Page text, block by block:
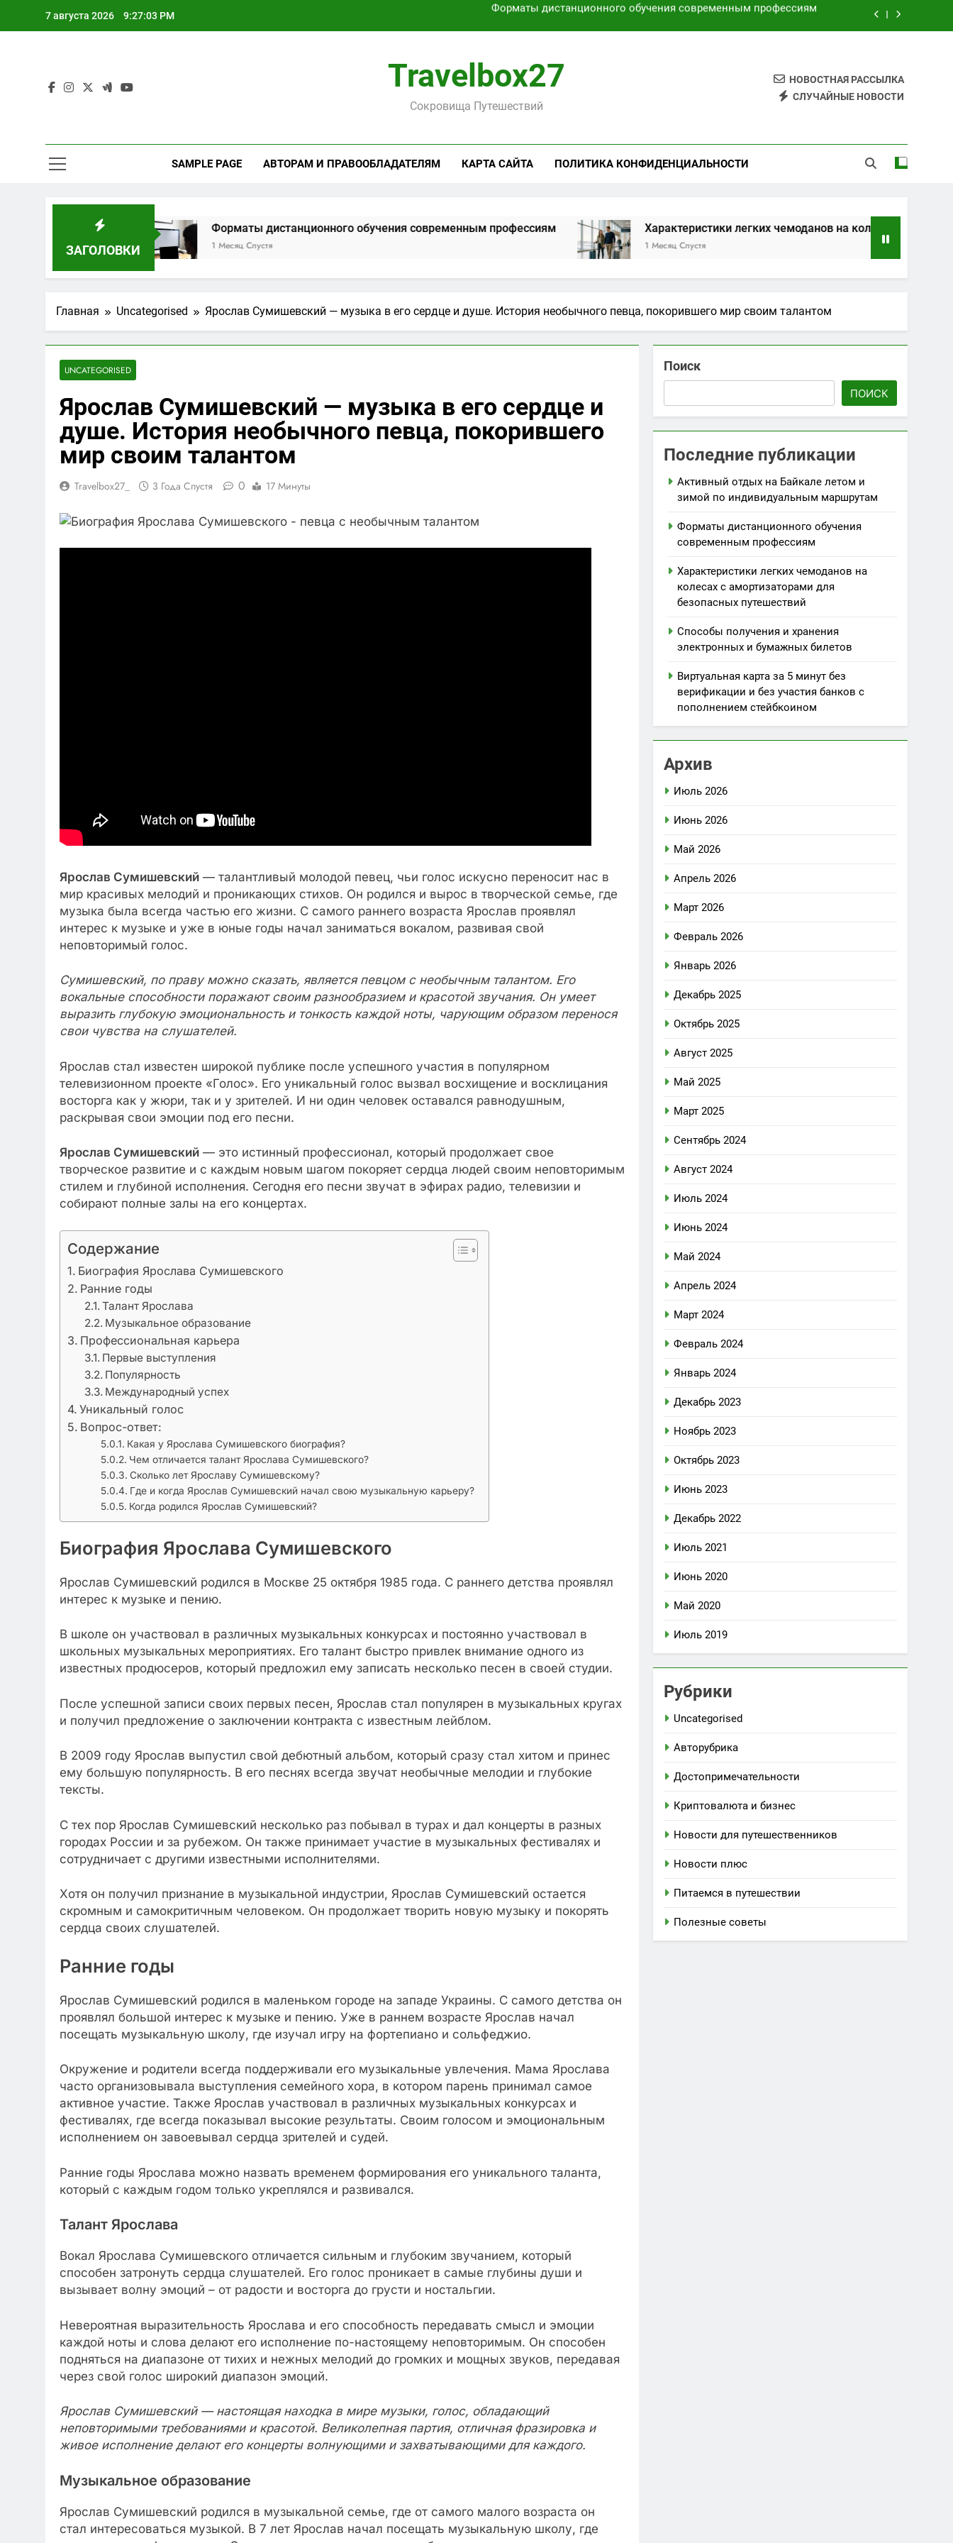
7 августа 2026 9:27:04 PM Характеристики легких чемоданов на колесах с амортизаторами для безопасных путешествий
Активный отдых на Байкале летом и зимой по индивидуальным маршрутам
Форматы дистанционного обучения современным профессиям
Способы получения и хранения электронных и бумажных билетов
Travelbox27
Сокровища Путешествий
НОВОСТНАЯ РАССЫЛКА
СЛУЧАЙНЫЕ НОВОСТИ
SAMPLE PAGE АВТОРАМ И ПРАВООБЛАДАТЕЛЯМ КАРТА САЙТА ПОЛИТИКА КОНФИДЕНЦИАЛЬНОСТИ
ЗАГОЛОВКИ
Форматы дистанционного обучения современным профессиям
1 Месяц Спустя
Характеристики легких чемоданов на колесах с амортизаторами
1 Месяц Спустя
Главная Uncategorised Ярослав Сумишевский — музыка в его сердце и душе. История необычного певца, покорившего мир своим талантом
UNCATEGORISED
Ярослав Сумишевский — музыка в его сердце и
душе. История необычного певца, покорившего
мир своим талантом
Travelbox27_ 3 Года Спустя 0 17 Минуты
Ярослав Сумишевский — талантливый молодой певец, чьи голос искусно переносит нас в
мир красивых мелодий и проникающих стихов. Он родился и вырос в творческой семье, где
музыка была всегда частью его жизни. С самого раннего возраста Ярослав проявлял
интерес к музыке и уже в юные годы начал заниматься вокалом, развивая свой
неповторимый голос.
Сумишевский, по праву можно сказать, является певцом с необычным талантом. Его
вокальные способности поражают своим разнообразием и красотой звучания. Он умеет
выразить глубокую эмоциональность и тонкость каждой ноты, чарующим образом перенося
свои чувства на слушателей.
Ярослав стал известен широкой публике после успешного участия в популярном
телевизионном проекте «Голос». Его уникальный голос вызвал восхищение и восклицания
восторга как у жюри, так и у зрителей. И ни один человек оставался равнодушным,
раскрывая свои эмоции под его песни.
Ярослав Сумишевский — это истинный профессионал, который продолжает свое
творческое развитие и с каждым новым шагом покоряет сердца людей своим неповторимым
стилем и глубиной исполнения. Сегодня его песни звучат в эфирах радио, телевизии и
собирают полные залы на его концертах.
Содержание
Биография Ярослава Сумишевского
Ранние годы
Талант Ярослава
Музыкальное образование
Профессиональная карьера
Первые выступления
Популярность
Международный успех
Уникальный голос
Вопрос-ответ:
Какая у Ярослава Сумишевского биография?
Чем отличается талант Ярослава Сумишевского?
Сколько лет Ярославу Сумишевскому?
Где и когда Ярослав Сумишевский начал свою музыкальную карьеру?
Когда родился Ярослав Сумишевский?
Биография Ярослава Сумишевского
Ярослав Сумишевский родился в Москве 25 октября 1985 года. С раннего детства проявлял
интерес к музыке и пению.
В школе он участвовал в различных музыкальных конкурсах и постоянно участвовал в
школьных музыкальных мероприятиях. Его талант быстро привлек внимание одного из
известных продюсеров, который предложил ему записать несколько песен в своей студии.
После успешной записи своих первых песен, Ярослав стал популярен в музыкальных кругах
и получил предложение о заключении контракта с известным лейблом.
В 2009 году Ярослав выпустил свой дебютный альбом, который сразу стал хитом и принес
ему большую популярность. В его песнях всегда звучат необычные мелодии и глубокие
тексты.
С тех пор Ярослав Сумишевский несколько раз побывал в турах и дал концерты в разных
городах России и за рубежом. Он также принимает участие в музыкальных фестивалях и
сотрудничает с другими известными исполнителями.
Хотя он получил признание в музыкальной индустрии, Ярослав Сумишевский остается
скромным и самокритичным человеком. Он продолжает творить новую музыку и покорять
сердца своих слушателей.
Ранние годы
Ярослав Сумишевский родился в маленьком городе на западе Украины. С самого детства он
проявлял большой интерес к музыке и пению. Уже в раннем возрасте Ярослав начал
посещать музыкальную школу, где изучал игру на фортепиано и сольфеджио.
Окружение и родители всегда поддерживали его музыкальные увлечения. Мама Ярослава
часто организовывала выступления семейного хора, в котором парень принимал самое
активное участие. Также Ярослав участвовал в различных музыкальных конкурсах и
фестивалях, где всегда показывал высокие результаты. Своим голосом и эмоциональным
исполнением он завоевывал сердца зрителей и судей.
Ранние годы Ярослава можно назвать временем формирования его уникального таланта,
который с каждым годом только укреплялся и развивался.
Талант Ярослава
Вокал Ярослава Сумишевского отличается сильным и глубоким звучанием, который
способен затронуть сердца слушателей. Его голос проникает в самые глубины души и
вызывает волну эмоций – от радости и восторга до грусти и ностальгии.
Невероятная выразительность Ярослава и его способность передавать смысл и эмоции
каждой ноты и слова делают его исполнение по-настоящему неповторимым. Он способен
подняться на диапазоне от тихих и нежных мелодий до громких и мощных звуков, передавая
через свой голос широкий диапазон эмоций.
Ярослав Сумишевский — настоящая находка в мире музыки, голос, обладающий
неповторимыми требованиями и красотой. Великолепная партия, отличная фразировка и
живое исполнение делают его концерты волнующими и захватывающими для каждого.
Музыкальное образование
Ярослав Сумишевский родился в музыкальной семье, где от самого малого возраста он
стал интересоваться музыкой. В 7 лет Ярослав начал посещать музыкальную школу, где
Поиск
ПОИСК
Последние публикации
Активный отдых на Байкале летом и
зимой по индивидуальным маршрутам
Форматы дистанционного обучения
современным профессиям
Характеристики легких чемоданов на
колесах с амортизаторами для
безопасных путешествий
Способы получения и хранения
электронных и бумажных билетов
Виртуальная карта за 5 минут без
верификации и без участия банков с
пополнением стейбкоином
Архив
Июль 2026
Июнь 2026
Май 2026
Апрель 2026
Март 2026
Февраль 2026
Январь 2026
Декабрь 2025
Октябрь 2025
Август 2025
Май 2025
Март 2025
Сентябрь 2024
Август 2024
Июль 2024
Июнь 2024
Май 2024
Апрель 2024
Март 2024
Февраль 2024
Январь 2024
Декабрь 2023
Ноябрь 2023
Октябрь 2023
Июнь 2023
Декабрь 2022
Июль 2021
Июнь 2020
Май 2020
Июль 2019
Рубрики
Uncategorised
Авторубрика
Достопримечательности
Криптовалюта и бизнес
Новости для путешественников
Новости плюс
Питаемся в путешествии
Полезные советы